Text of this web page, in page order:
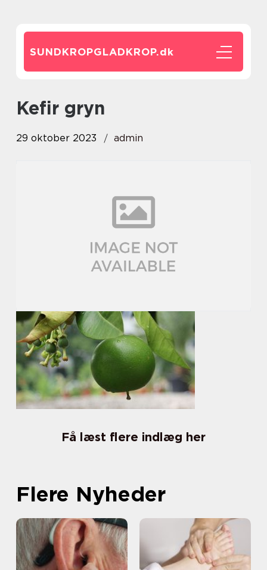
SUNDKROPGLADKROP.dk
kefir gryn
29 oktober 2023 admin
Få læst flere indlæg her
Flere Nyheder